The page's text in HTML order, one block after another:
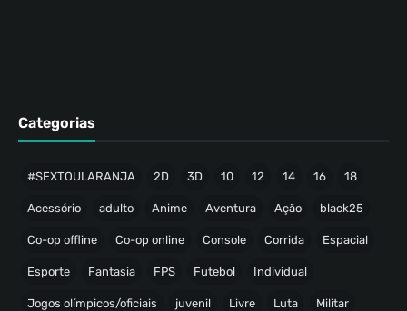
Categorias
#SEXTOULARANJA 2D 3D 10 12 14 16 18
Acessório adulto Anime Aventura Ação black25
Co-op offline Co-op online Console Corrida Espacial
Esporte Fantasia FPS Futebol Individual
Jogos olímpicos/oficiais juvenil Livre Luta Militar